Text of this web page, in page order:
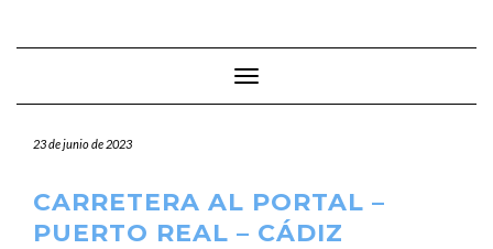
Cambiar modo de navegación
23 de junio de 2023
CARRETERA AL PORTAL –
PUERTO REAL – CÁDIZ